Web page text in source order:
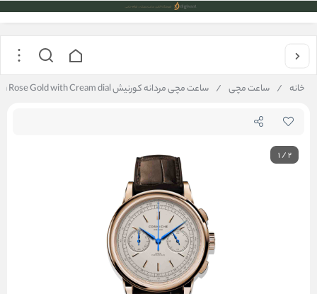
خانه / ساعت مچی / ساعت مچی مردانه کورنیش Corniche heritage chronograph Rose Gold with Cream dial
1/2